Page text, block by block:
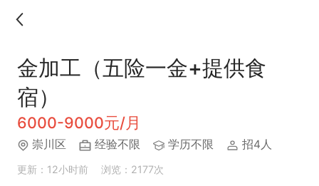
金加工（五险一金+提供食
宿）
6000-9000元/月
崇川区 经验不限 学历不限 招4人
更新：12小时前 浏览：2177次